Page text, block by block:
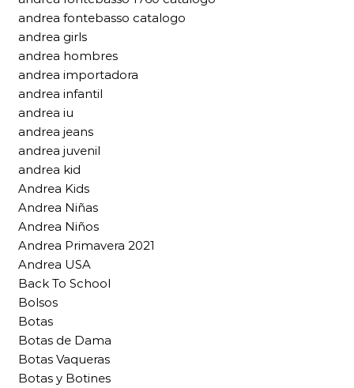
andrea fontebasso catalogo
andrea girls
andrea hombres
andrea importadora
andrea infantil
andrea iu
andrea jeans
andrea juvenil
andrea kid
Andrea Kids
Andrea Niñas
Andrea Niños
Andrea Primavera 2021
Andrea USA
Back To School
Bolsos
Botas
Botas de Dama
Botas Vaqueras
Botas y Botines